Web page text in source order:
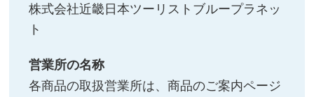
株式会社近畿日本ツーリストブループラネッ
ト
営業所の名称
各商品の取扱営業所は、商品のご案内ページ